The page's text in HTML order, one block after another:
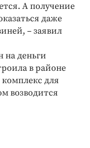
А получение
даже
– заявил
на деньги
в районе
для
возводится